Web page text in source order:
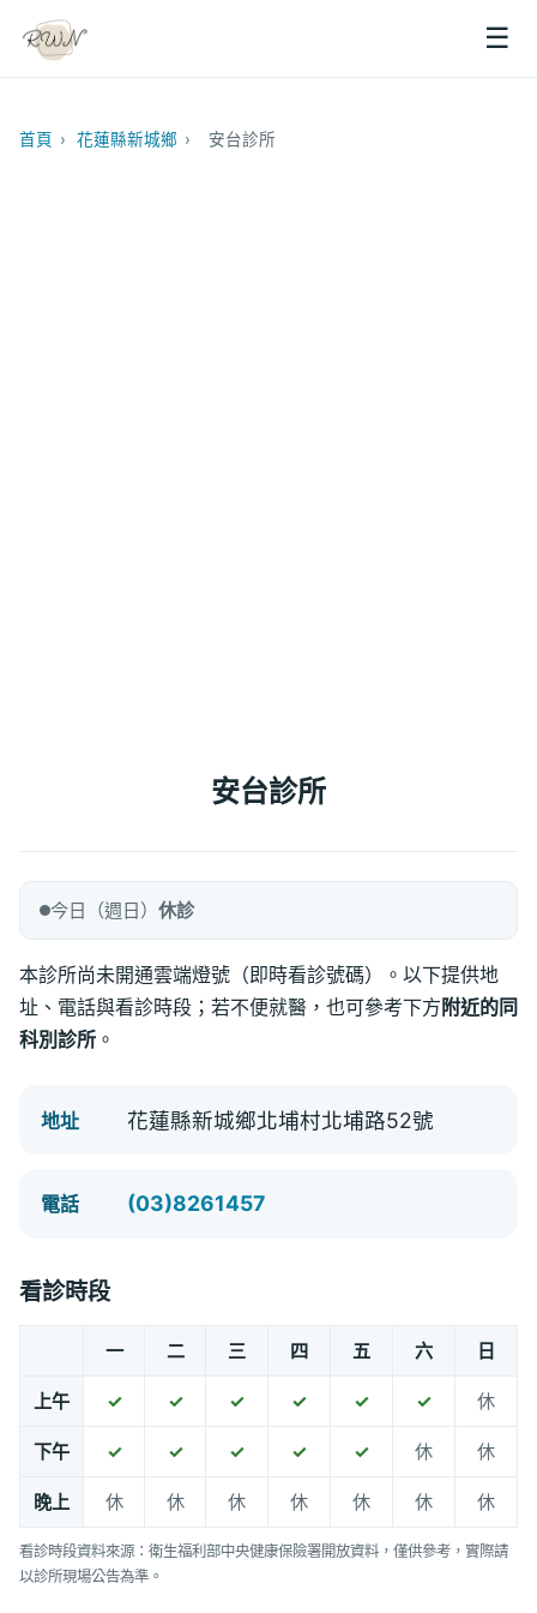
☰
首頁 › 花蓮縣新城鄉 › 安台診所
安台診所
今日（週日） 休診
本診所尚未開通雲端燈號（即時看診號碼）。以下提供地
址、電話與看診時段；若不便就醫，也可參考下方 附近的同
科別診所 。
地址 花蓮縣新城鄉北埔村北埔路52號
電話 (03)8261457
看診時段
一 二 三 四 五 六 日
上午 ✓ ✓ ✓ ✓ ✓ ✓ 休
下午 ✓ ✓ ✓ ✓ ✓ 休 休
晚上 休 休 休 休 休 休 休
看診時段資料來源：衛生福利部中央健康保險署開放資料，僅供參考，實際請
以診所現場公告為準。